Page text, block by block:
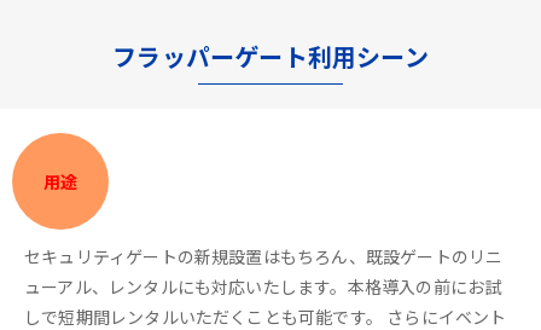
フラッパーゲート利用シーン
用途
セキュリティゲートの新規設置はもちろん、既設ゲートのリニ
ューアル、レンタルにも対応いたします。本格導入の前にお試
しで短期間レンタルいただくことも可能です。 さらにイベント